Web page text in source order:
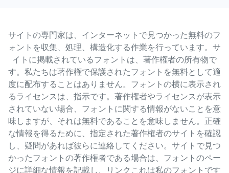
サイトの専門家は、インターネットで見つかった無料のフ
ォントを収集、処理、構造化する作業を行っています。サ
イトに掲載されているフォントは、著作権者の所有物で
す。私たちは著作権で保護されたフォントを無料として適
度に配布することはありません。フォントの横に表示され
るライセンスは、指示です。著作権者やライセンスが表示
されていない場合、フォントに関する情報がないことを意
味しますが、それは無料であることを意味しません。正確
な情報を得るために、指定された著作権者のサイトを確認
し、疑問があれば彼らに連絡してください。サイトで見つ
かったフォントの著作権者である場合は、フォントのペー
ジに詳細な情報を記載し、リンクこれは私のフォントです